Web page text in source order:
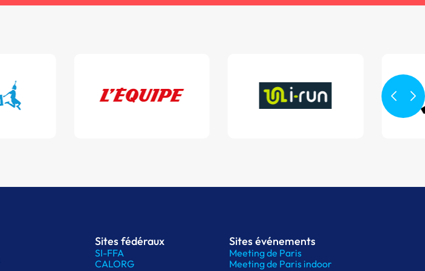
Sites fédéraux
SI-FFA
CALORG
Sites événements
Meeting de Paris
Meeting de Paris indoor